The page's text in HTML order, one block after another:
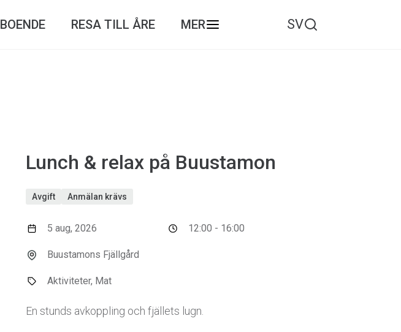
BOENDE RESA TILL ÅRE MER SV
Lunch & relax på Buustamon
Avgift Anmälan krävs
5 aug, 2026
Buustamons Fjällgård
Aktiviteter, Mat
12:00 - 16:00
En stunds avkoppling och fjällets lugn.